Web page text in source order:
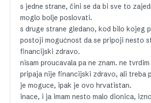
s jedne strane, čini se da bi sve to
moglo bolje poslovati.
s druge strane gledano, kod bilo kojeg
postoji mogućnost da se pripoji nesto
financijski zdravo.
nisam proucavala pa ne znam. ne
pripaja nije financijski zdravo, ali treba
je moguce, ipak je ovo hrvatistan.
inace, i ja imam nesto malo dionica,